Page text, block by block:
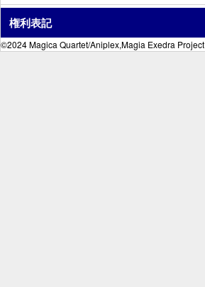
権利表記
©2024 Magica Quartet/Aniplex,Magia Exedra Project